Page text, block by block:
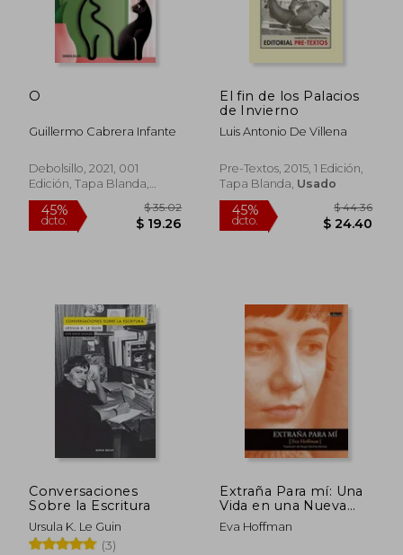
45%
dcto.
O
Guillermo Cabrera Infante
Debolsillo, 2021, 001
Edición, Tapa Blanda,
Nuevo
El fin de los Palacios
de Invierno
Luis Antonio De Villena
Pre-Textos, 2015, 1 Edición,
Tapa Blanda, Usado
Conversaciones
Sobre la Escritura
Ursula K. Le Guin
(3)
Extraña Para mí: Una
Vida en una Nueva
Lengua
Eva Hoffman